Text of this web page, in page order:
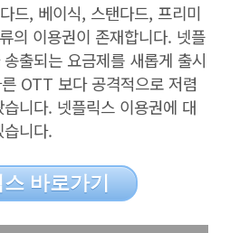
드, 베이식, 스탠다드, 프리미
의 이용권이 존재합니다. 넷플
출되는 요금제를 새롭게 출시
OTT 보다 공격적으로 저렴
니다. 넷플릭스 이용권에 대
니다.
바로가기